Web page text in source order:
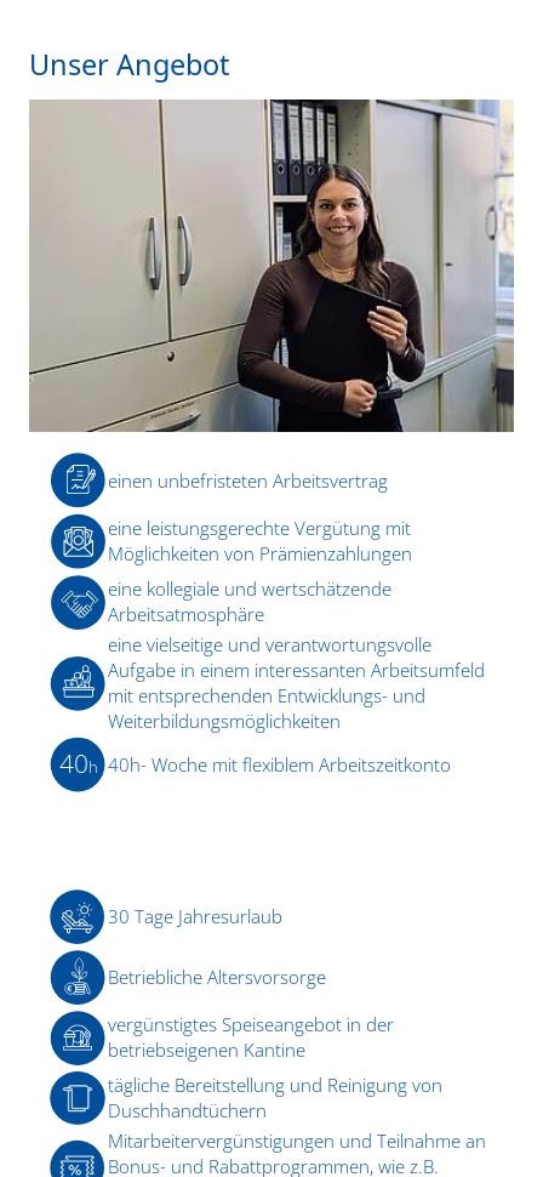
Unser Angebot
einen unbefristeten Arbeitsvertrag
eine leistungsgerechte Vergütung mit
Möglichkeiten von Prämienzahlungen
eine kollegiale und wertschätzende
Arbeitsatmosphäre
eine vielseitige und verantwortungsvolle
Aufgabe in einem interessanten Arbeitsumfeld
mit entsprechenden Entwicklungs- und
Weiterbildungsmöglichkeiten
40h 40h- Woche mit flexiblem Arbeitszeitkonto
30 Tage Jahresurlaub
Betriebliche Altersvorsorge
vergünstigtes Speiseangebot in der
betriebseigenen Kantine
tägliche Bereitstellung und Reinigung von
Duschhandtüchern
Mitarbeitervergünstigungen und Teilnahme an
Bonus- und Rabattprogrammen, wie z.B.